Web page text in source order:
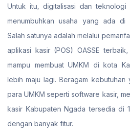
Untuk itu, digitalisasi dan
menumbuhkan usaha yang ada di
Salah satunya adalah melalui
aplikasi kasir (POS) OASSE
mampu membuat UMKM di kota
lebih maju lagi. Beragam
para UMKM seperti software kasir,
kasir Kabupaten Ngada tersedia di
dengan banyak fitur.